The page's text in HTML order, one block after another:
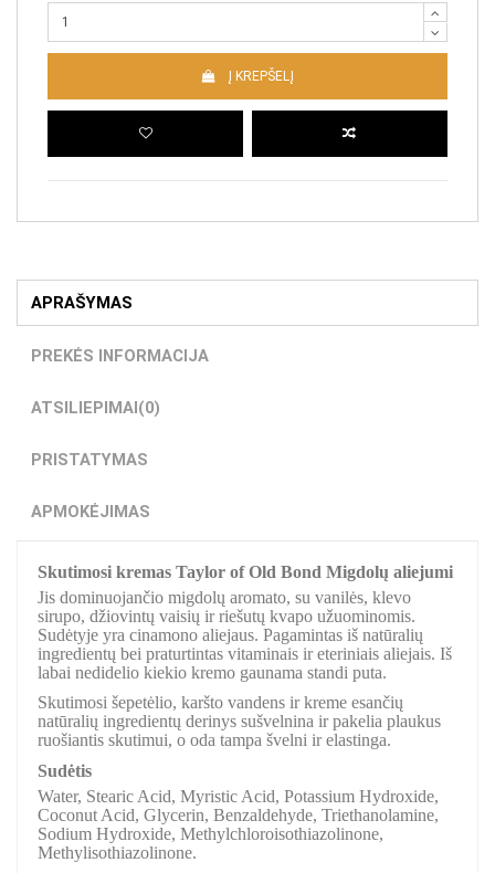
Į KREPŠELĮ
APRAŠYMAS
PREKĖS INFORMACIJA
ATSILIEPIMAI(0)
PRISTATYMAS
APMOKĖJIMAS
Skutimosi kremas Taylor of Old Bond Migdolų aliejumi
Jis dominuojančio migdolų aromato, su vanilės, klevo
sirupo, džiovintų vaisių ir riešutų kvapo užuominomis.
Sudėtyje yra cinamono aliejaus. Pagamintas iš natūralių
ingredientų bei praturtintas vitaminais ir eteriniais aliejais. Iš
labai nedidelio kiekio kremo gaunama standi puta.
Skutimosi šepetėlio, karšto vandens ir kreme esančių
natūralių ingredientų derinys sušvelnina ir pakelia plaukus
ruošiantis skutimui, o oda tampa švelni ir elastinga.
Sudėtis
Water, Stearic Acid, Myristic Acid, Potassium Hydroxide,
Coconut Acid, Glycerin, Benzaldehyde, Triethanolamine,
Sodium Hydroxide, Methylchloroisothiazolinone,
Methylisothiazolinone.